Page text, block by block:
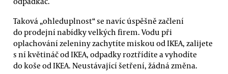
Taková „ohleduplnost“ se navíc úspěšně začlení
do prodejní nabídky velkých firem. Vodu při
oplachování zeleniny zachytíte miskou od IKEA, zalijete
s ní květináč od IKEA, odpadky roztřídíte a vyhodíte
do koše od IKEA. Neustávající šetření, žádná změna.